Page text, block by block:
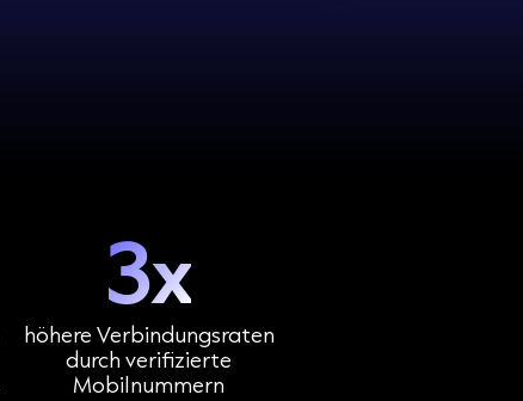
3x
höhere Verbindungsraten
durch verifizierte
Mobilnummern